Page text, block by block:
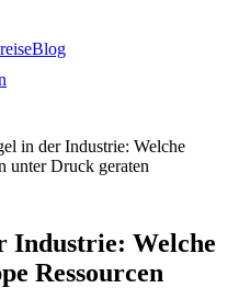
Blog
in der Industrie: Welche
unter Druck geraten
Industrie: Welche
Ressourcen